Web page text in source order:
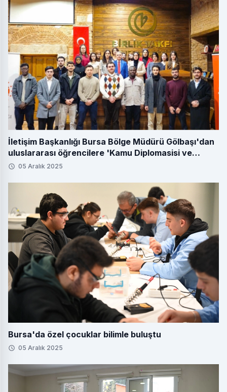
İletişim Başkanlığı Bursa Bölge Müdürü Gölbaşı'dan
uluslararası öğrencilere 'Kamu Diplomasisi ve
Medya' dersi
05 Aralık 2025
Bursa'da özel çocuklar bilimle buluştu
05 Aralık 2025